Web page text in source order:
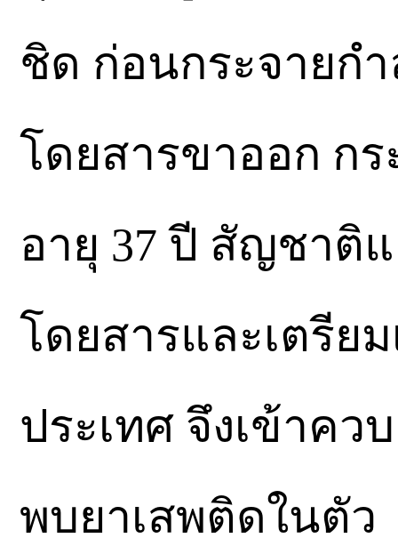
ชิด ก่อนกระจายก
โดยสารขาออก กร
อายุ 37 ปี สัญชาติ
โดยสารและเตรีย
ประเทศ จึงเข้าค
พบยาเสพติดในตัว